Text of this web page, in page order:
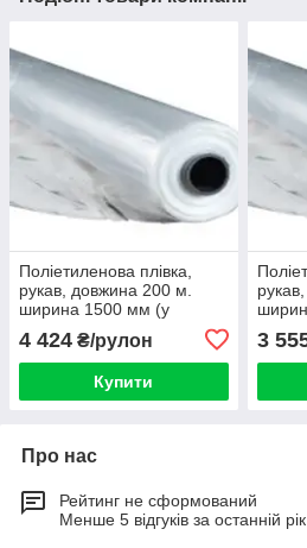
Поліетиленова плівка,
рукав, довжина 200 м.
ширина 1500 мм (у
розвороті 3000) товщина
50 мкм
4 424 ₴/рулон
Купити
80
3
Про нас
Рейтинг не сформований
Менше 5 відгуків за останній рік